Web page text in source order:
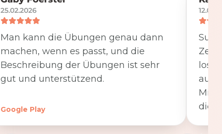
25.02.2026
Man kann die Übungen genau dann
machen, wenn es passt, und die
Beschreibung der Übungen ist sehr
gut und unterstützend.
Google Play
Zeit
die